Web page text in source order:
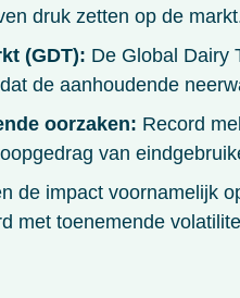
druk zetten op de
(GDT): De Global Dairy
de aanhoudende
oorzaken: Record
van
de impact voornamelijk
met toenemende